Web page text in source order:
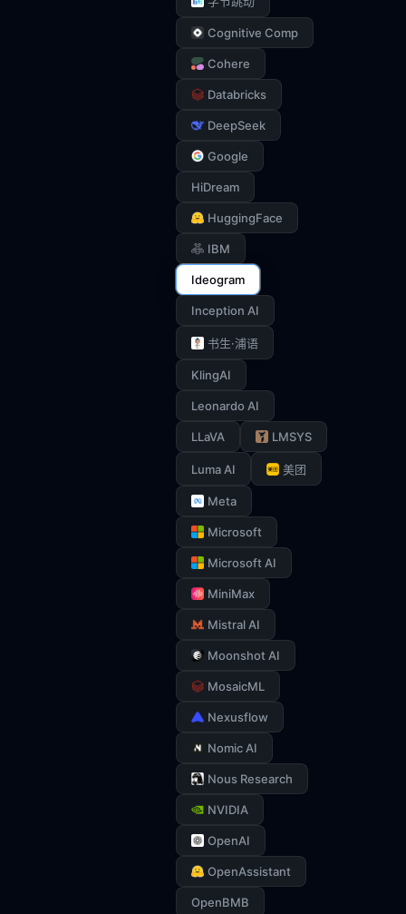
Cognitive Comp
Cohere
Databricks
DeepSeek
Google
HiDream
HuggingFace
IBM
Ideogram
Inception AI
书生·浦语
KlingAI
Leonardo AI
LLaVA LMSYS
Luma AI 美团
Meta
Microsoft
Microsoft AI
MiniMax
Mistral AI
Moonshot AI
MosaicML
Nexusflow
Nomic AI
Nous Research
NVIDIA
OpenAI
OpenAssistant
OpenBMB